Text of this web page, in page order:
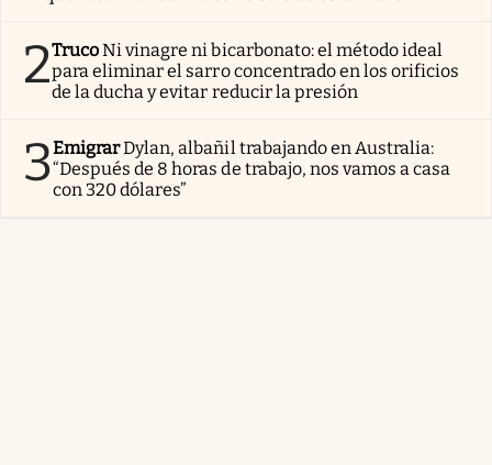
2TrucoNi vinagre ni bicarbonato: el método ideal
para eliminar el sarro concentrado en los orificios
de la ducha y evitar reducir la presión
3EmigrarDylan, albañil trabajando en Australia:
“Después de 8 horas de trabajo, nos vamos a casa
con 320 dólares”